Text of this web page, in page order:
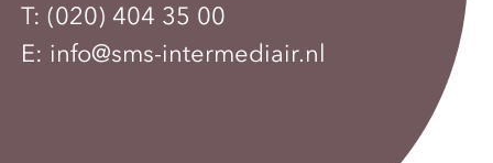
T:(020) 404 35 00
E: info@sms-intermediair.nl